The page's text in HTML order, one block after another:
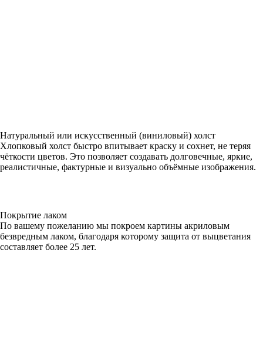
Натуральный или искусственный (виниловый) холст
Хлопковый холст быстро впитывает краску и сохнет, не теряя
чёткости цветов. Это позволяет создавать долговечные, яркие,
реалистичные, фактурные и визуально объёмные изображения.
Покрытие лаком
По вашему пожеланию мы покроем картины акриловым
безвредным лаком, благодаря которому защита от выцветания
составляет более 25 лет.